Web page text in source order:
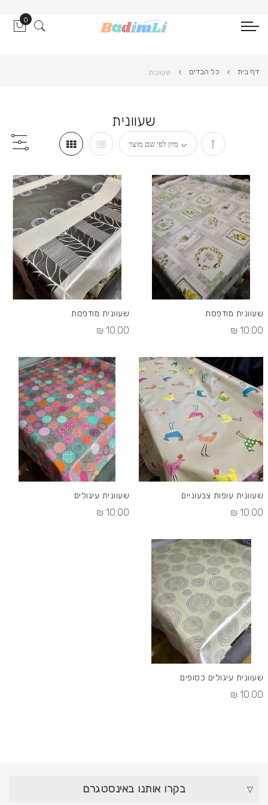
0
דף בית כל הבדים שעוונית
שעוונית
הגדר
מיון
בסדר
יורד
שעוונית מודפסת
10.00 ₪
שעוונית מודפסת
10.00 ₪
שעוונית עופות צבעוניים
10.00 ₪
שעוונית עיגולים
10.00 ₪
שעוונית עיגולים כסופים
10.00 ₪
בקרו אותנו באינסטגרם